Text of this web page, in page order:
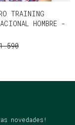
TRAINING
HOMBRE -
novedades!